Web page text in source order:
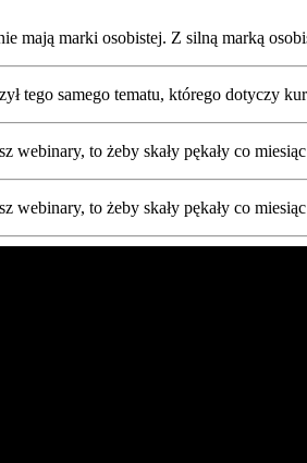
mają marki osobistej. Z silną marką
tego samego tematu, którego dotyczy
to żeby skały pękały co
to żeby skały pękały co